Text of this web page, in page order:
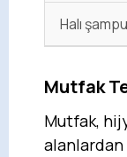
Halı
Mutfak
Mutfak,
alanlardan